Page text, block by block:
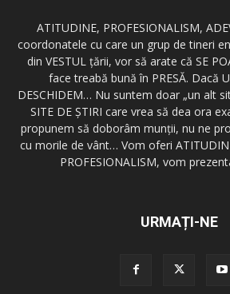
ATITUDINE, PROFESIONALISM,
coordonatele cu care un grup de tineri
din VESTUL ţării, vor să arate că SE
face treabă bună în PRESĂ. Dacă
DESCHIDEM… Nu suntem doar „un alt
SITE DE ŞTIRI care vrea să dea ora
propunem să doborâm munţii, nu ne
cu morile de vânt… Vom oferi
PROFESIONALISM, vom
URMAȚI-NE